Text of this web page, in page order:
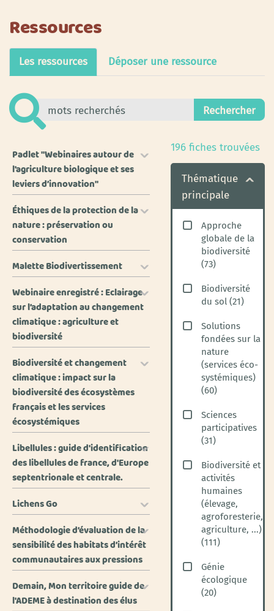
Ressources
Les ressources Déposer une ressource
196 fiches trouvées
Thématique
principale
Approche
globale de la
biodiversité
(73)
Biodiversité
du sol (21)
Solutions
fondées sur la
nature
(services éco-
systémiques)
(60)
Sciences
participatives
(31)
Biodiversité et
activités
humaines
(élevage,
agroforesterie,
agriculture, ...)
(111)
Génie
écologique
(20)
Padlet "Webinaires autour de
l'agriculture biologique et ses
leviers d’innovation"
Éthiques de la protection de la
nature : préservation ou
conservation
Malette Biodivertissement
Webinaire enregistré : Eclairage
sur l’adaptation au changement
climatique : agriculture et
biodiversité
Biodiversité et changement
climatique : impact sur la
biodiversité des écosystèmes
français et les services
écosystémiques
Libellules : guide d'identification
des libellules de france, d'Europe
septentrionale et centrale.
Lichens Go
Méthodologie d’évaluation de la
sensibilité des habitats d’intérêt
communautaires aux pressions
Demain, Mon territoire guide de
l'ADEME à destination des élus